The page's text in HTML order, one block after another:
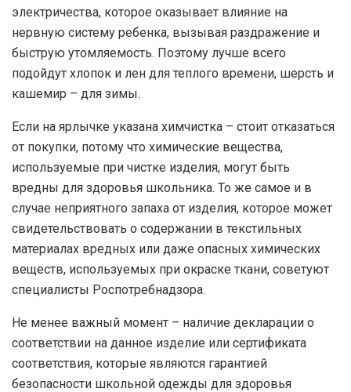
электричества, которое оказывает влияние на
нервную систему ребенка, вызывая раздражение и
быструю утомляемость. Поэтому лучше всего
подойдут хлопок и лен для теплого времени, шерсть и
кашемир – для зимы.
Если на ярлычке указана химчистка – стоит отказаться
от покупки, потому что химические вещества,
используемые при чистке изделия, могут быть
вредны для здоровья школьника. То же самое и в
случае неприятного запаха от изделия, которое может
свидетельствовать о содержании в текстильных
материалах вредных или даже опасных химических
веществ, используемых при окраске ткани, советуют
специалисты Роспотребнадзора.
Не менее важный момент – наличие декларации о
соответствии на данное изделие или сертификата
соответствия, которые являются гарантией
безопасности школьной одежды для здоровья